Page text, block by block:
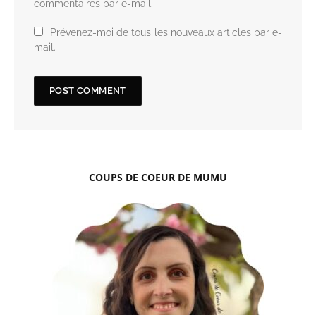
commentaires par e-mail.
Prévenez-moi de tous les nouveaux articles par e-
mail.
COUPS DE COEUR DE MUMU